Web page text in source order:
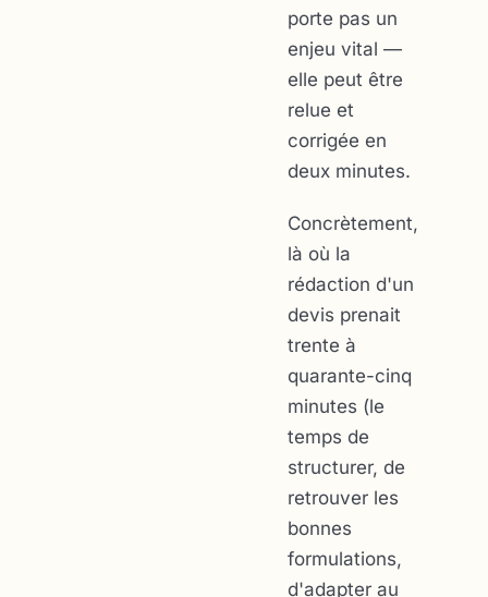
porte pas un
enjeu vital —
elle peut être
relue et
corrigée en
deux minutes.
Concrètement,
là où la
rédaction d'un
devis prenait
trente à
quarante-cinq
minutes (le
temps de
structurer, de
retrouver les
bonnes
formulations,
d'adapter au